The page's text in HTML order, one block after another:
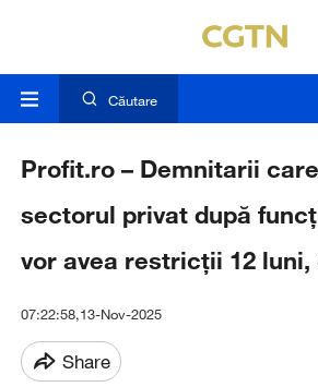
Căutare
Profit.ro – Demnitarii
sectorul privat după
vor avea restricții 12 luni,
07:22:58,13-Nov-2025
Share